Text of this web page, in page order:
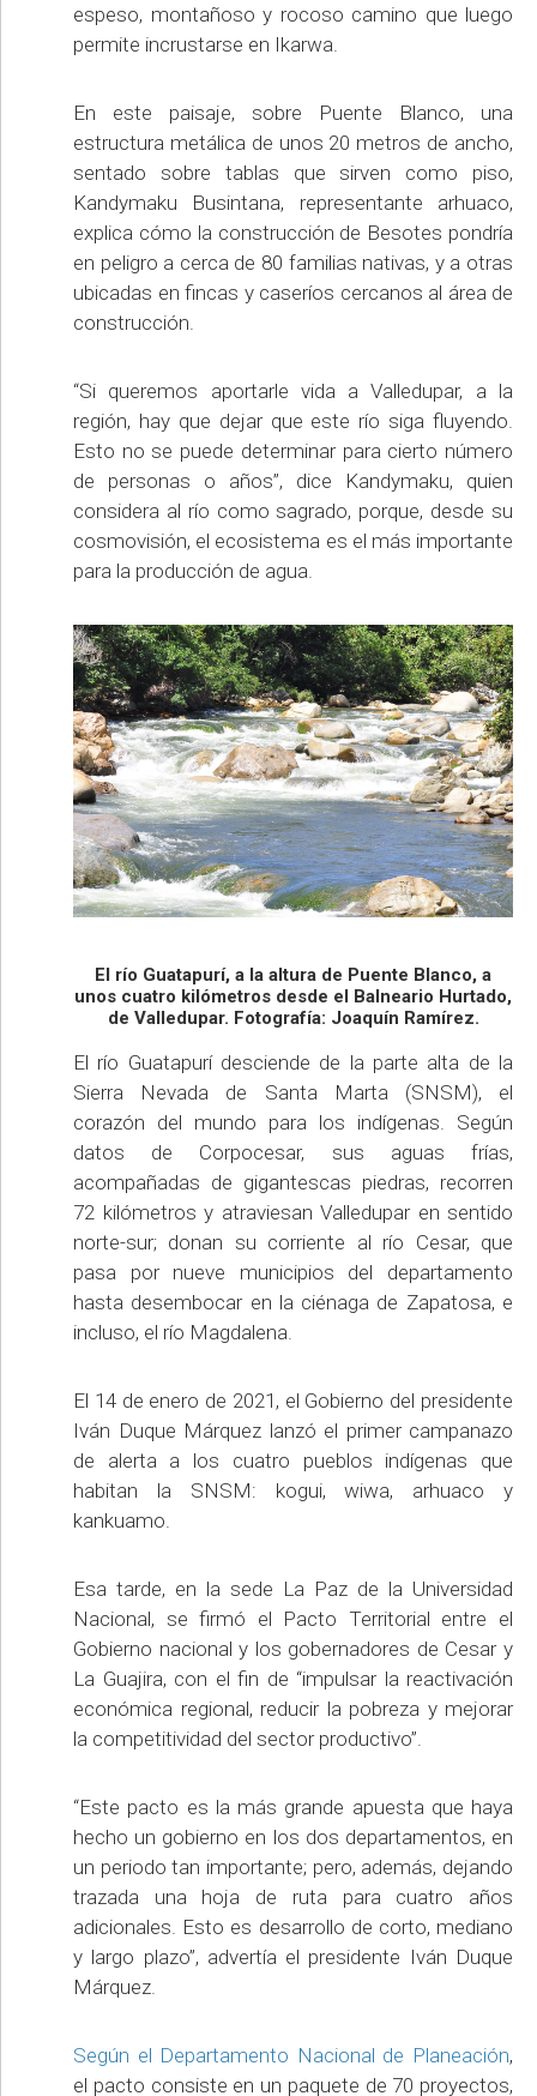
espeso, montañoso y rocoso camino que luego
permite incrustarse en Ikarwa.
En este paisaje, sobre Puente Blanco, una
estructura metálica de unos 20 metros de ancho,
sentado sobre tablas que sirven como piso,
Kandymaku Busintana, representante arhuaco,
explica cómo la construcción de Besotes pondría
en peligro a cerca de 80 familias nativas, y a otras
ubicadas en fincas y caseríos cercanos al área de
construcción.
“Si queremos aportarle vida a Valledupar, a la
región, hay que dejar que este río siga fluyendo.
Esto no se puede determinar para cierto número
de personas o años”, dice Kandymaku, quien
considera al río como sagrado, porque, desde su
cosmovisión, el ecosistema es el más importante
para la producción de agua.
El río Guatapurí, a la altura de Puente Blanco, a
unos cuatro kilómetros desde el Balneario Hurtado,
de Valledupar. Fotografía: Joaquín Ramírez.
El río Guatapurí desciende de la parte alta de la
Sierra Nevada de Santa Marta (SNSM), el
corazón del mundo para los indígenas. Según
datos de Corpocesar, sus aguas frías,
acompañadas de gigantescas piedras, recorren
72 kilómetros y atraviesan Valledupar en sentido
norte-sur; donan su corriente al río Cesar, que
pasa por nueve municipios del departamento
hasta desembocar en la ciénaga de Zapatosa, e
incluso, el río Magdalena.
El 14 de enero de 2021, el Gobierno del presidente
Iván Duque Márquez lanzó el primer campanazo
de alerta a los cuatro pueblos indígenas que
habitan la SNSM: kogui, wiwa, arhuaco y
kankuamo.
Esa tarde, en la sede La Paz de la Universidad
Nacional, se firmó el Pacto Territorial entre el
Gobierno nacional y los gobernadores de Cesar y
La Guajira, con el fin de “impulsar la reactivación
económica regional, reducir la pobreza y mejorar
la competitividad del sector productivo”.
“Este pacto es la más grande apuesta que haya
hecho un gobierno en los dos departamentos, en
un periodo tan importante; pero, además, dejando
trazada una hoja de ruta para cuatro años
adicionales. Esto es desarrollo de corto, mediano
y largo plazo”, advertía el presidente Iván Duque
Márquez.
Según el Departamento Nacional de Planeación,
el pacto consiste en un paquete de 70 proyectos,